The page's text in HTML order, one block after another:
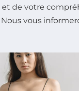
de votre
vous